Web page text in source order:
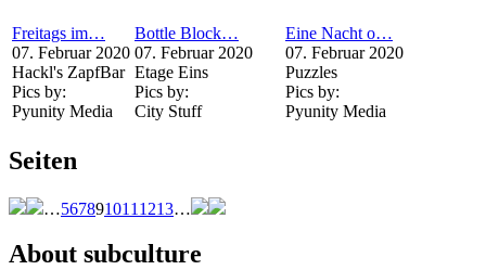
Freitags im…
07. Februar 2020
Hackl's ZapfBar
Pics by:
Pyunity Media
Bottle Block…
07. Februar 2020
Etage Eins
Pics by:
City Stuff
Eine Nacht o…
07. Februar 2020
Puzzles
Pics by:
Pyunity Media
Seiten
…567891011 1213…
About subculture